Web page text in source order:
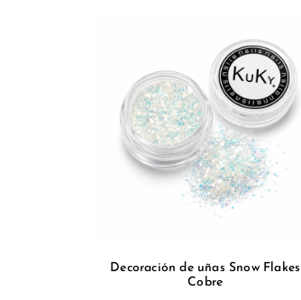
Decoración de uñas Snow Flakes
Cobre